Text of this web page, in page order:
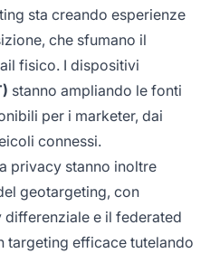
sta creando esperienze
che sfumano il
fisico. I dispositivi
stanno ampliando le fonti
per i marketer, dai
connessi.
privacy stanno inoltre
geotargeting, con
e il federated
targeting efficace tutelando